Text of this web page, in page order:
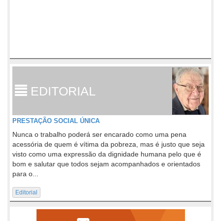
EDITORIAL
PRESTAÇÃO SOCIAL ÚNICA
Nunca o trabalho poderá ser encarado como uma pena
acessória de quem é vítima da pobreza, mas é justo que seja
visto como uma expressão da dignidade humana pelo que é
bom e salutar que todos sejam acompanhados e orientados
para o...
Editorial